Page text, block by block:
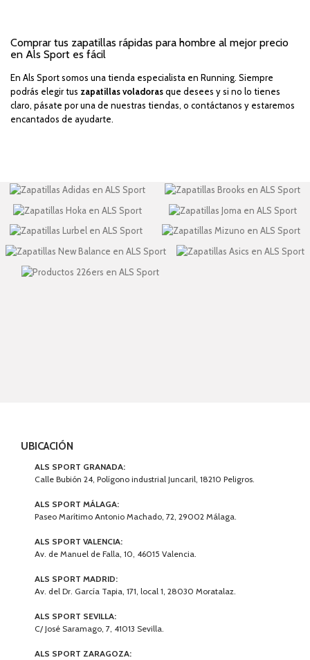
Comprar tus zapatillas rápidas para hombre al mejor precio
en Als Sport es fácil
En Als Sport somos una tienda especialista en Running. Siempre
podrás elegir tus zapatillas voladorasque desees y si no lo tienes
claro, pásate por una de nuestras tiendas, o contáctanos y estaremos
encantados de ayudarte.
UBICACIÓN
ALS SPORT GRANADA:
Calle Bubión 24, Polígono industrial Juncaril, 18210 Peligros.
ALS SPORT MÁLAGA:
Paseo Marítimo Antonio Machado, 72, 29002 Málaga.
ALS SPORT VALENCIA:
Av. de Manuel de Falla, 10, 46015 Valencia.
ALS SPORT MADRID:
Av. del Dr. García Tapia, 171, local 1, 28030 Moratalaz.
ALS SPORT SEVILLA:
C/ José Saramago, 7, 41013 Sevilla.
ALS SPORT ZARAGOZA: